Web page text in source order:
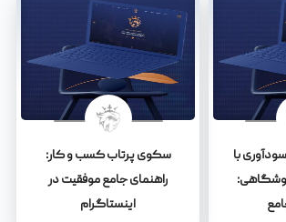
با
سکوی پرتاب کسب و کار:
راهنمای جامع موفقیت در
اینستاگرام